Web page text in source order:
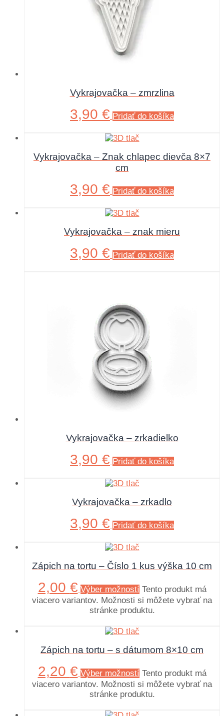
Vykrajovačka – zmrzlina
3,90 € Pridať do košíka
Vykrajovačka – Znak chlapec dievča 8×7
cm
3,90 € Pridať do košíka
Vykrajovačka – znak mieru
3,90 € Pridať do košíka
Vykrajovačka – zrkadielko
3,90 € Pridať do košíka
Vykrajovačka – zrkadlo
3,90 € Pridať do košíka
Zápich na tortu – Číslo 1 kus výška 10 cm
2,00 € Výber možností Tento produkt má
viacero variantov. Možnosti si môžete vybrať na
stránke produktu.
Zápich na tortu – s dátumom 8×10 cm
2,20 € Výber možností Tento produkt má
viacero variantov. Možnosti si môžete vybrať na
stránke produktu.